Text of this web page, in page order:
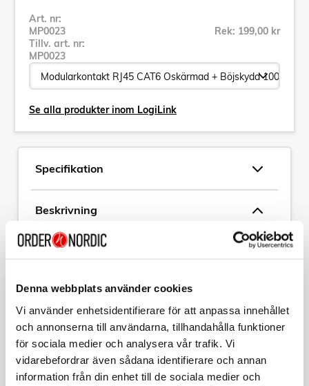
Denna webbplats använder cookies
Vi använder enhetsidentifierare för att anpassa innehållet
och annonserna till användarna, tillhandahålla funktioner
för sociala medier och analysera vår trafik. Vi
vidarebefordrar även sådana identifierare och annan
information från din enhet till de sociala medier och
Art. nr:
MP0023
Tillv. art. nr:
MP0023
Rek: 199,00 kr
Se alla produkter inom LogiLink
Specifikation
Beskrivning
Art. nr:MP0023
Tillv. art. nr:MP0023
4052792027563
CAT6-modularplugg, oskärmad
Kit med RJ45-modularplugg, böjskydd och guide plate
Specifikation:
- För rund, oskärmad CAT6-kabel
- Guldpläterad